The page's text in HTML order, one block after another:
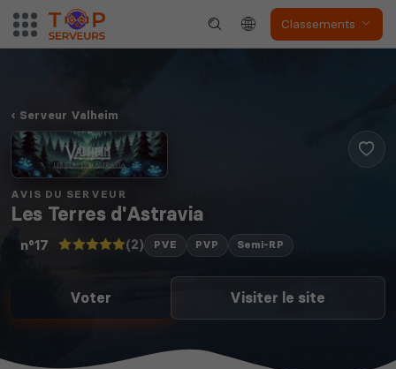
Classements
Myth of Empires Enshrouded
jeux disponibles
Serveur Valheim
AVIS DU SERVEUR
Les Terres d'Astravia
n°17 (2) PVE PVP Semi-RP
Voter Visiter le site